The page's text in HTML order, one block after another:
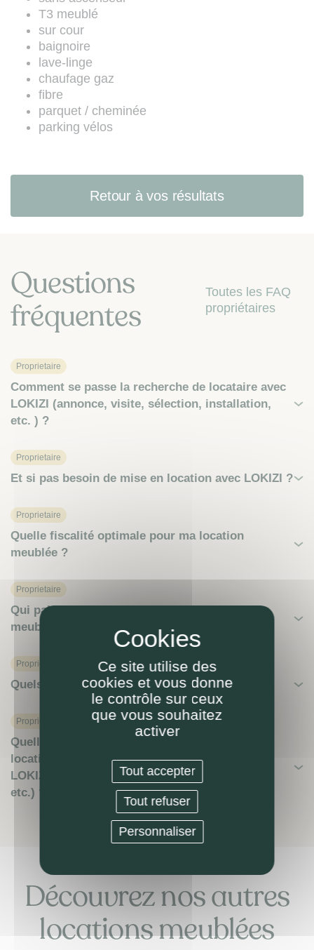
les articles L. 223-1 à L. 223-7 du
Code de la consommation (site web
:www.bloctel.gouv.fr
T3 meublé
sur cour
baignoire
lave-linge
chaufage gaz
fibre
parquet / cheminée
parking vélos
Retour à vos résultats
Questions
fréquentes
Toutes les FAQ
propriétaires
Proprietaire
Comment se passe la recherche de locataire avec
LOKIZI (annonce, visite, sélection, installation,
etc. ) ?
Proprietaire
Et si pas besoin de mise en location avec LOKIZI ?
Proprietaire
Quelle fiscalité optimale pour ma location
meublée ?
Proprietaire
Qui paie l'assurance habitation en location
meublée ?
Proprietaire
Quels avis clients pour la prestation LOKIZI ?
Proprietaire
Quelles obligations du propriétaire-bailleur en
location meublée ? (selon le mandat de gestion
LOKIZI : durée, résiliation, préavis, exclusivité,
etc.) ?
Découvrez nos autres
locations meublées
Ce site utilise des
cookies et vous donne
le contrôle sur ceux
que vous souhaitez
activer
Tout accepter
Tout refuser
Personnaliser